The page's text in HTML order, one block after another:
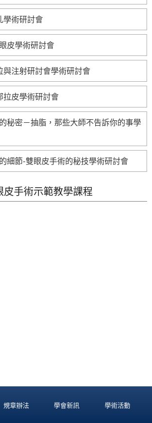
學術研討會
皮學術研討會
注射研討會學術研討會
皮學術研討會
秘密－抽脂，那些大師不告訴你的事學
細節-雙眼皮手術的秘技學術研討會
手術示範教學課程
規章辦法 學會新訊 學術活動